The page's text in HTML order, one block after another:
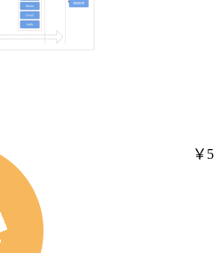
￥5